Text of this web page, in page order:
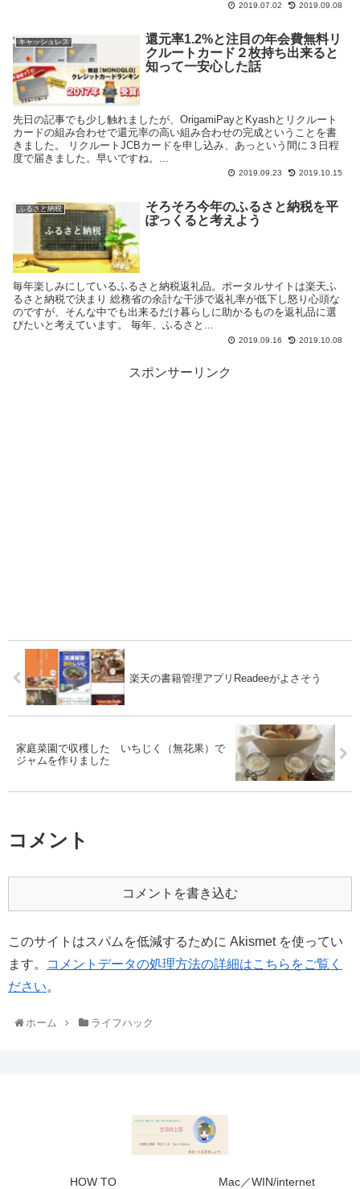
2019.07.02 2019.09.08
キャッシュレス
還元率1.2%と注目の年会費無料リ
クルートカード２枚持ち出来ると
知って一安心した話
先日の記事でも少し触れましたが、OrigamiPayとKyashとリクルート
カードの組み合わせで還元率の高い組み合わせの完成ということを書
きました。 リクルートJCBカードを申し込み、あっという間に３日程
度で届きました。早いですね。...
2019.09.23 2019.10.15
ふるさと納税
そろそろ今年のふるさと納税を平
ぽっくると考えよう
毎年楽しみにしているふるさと納税返礼品。ポータルサイトは楽天ふ
るさと納税で決まり 総務省の余計な干渉で返礼率が低下し怒り心頭な
のですが、そんな中でも出来るだけ暮らしに助かるものを返礼品に選
びたいと考えています。 毎年、ふるさと...
2019.09.16 2019.10.08
スポンサーリンク
楽天の書籍管理アプリReadeeがよさそう
家庭菜園で収穫した いちじく（無花果）で
ジャムを作りました
コメント
コメントを書き込む
このサイトはスパムを低減するために Akismet を使ってい
ます。
コメントデータの処理方法の詳細はこちらをご覧く
ださい。
ホーム ライフハック
HOW TO Mac／WIN/internet